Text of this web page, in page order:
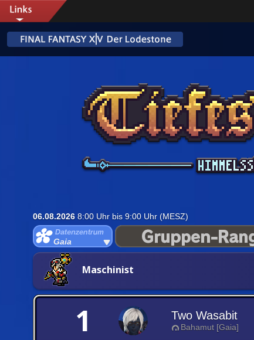
06.08.2026 8:00 Uhr bis 9:00 Uhr (MESZ)
Gaia
Maschinist
1 Two Wasabit
Bahamut [Gaia]